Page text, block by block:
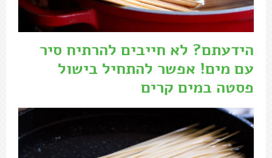
הידעתם? לא חייבים להרתיח סיר
עם מים! אפשר להתחיל בישול
פסטה במים קרים